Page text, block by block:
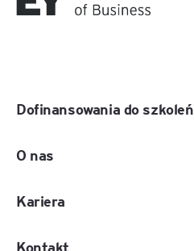
Dofinansowania do szkoleń
O nas
Kariera
Kontakt